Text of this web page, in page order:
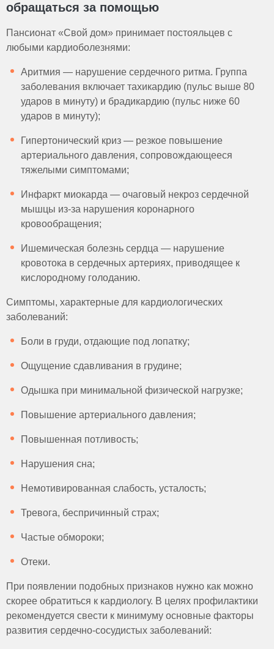
обращаться за помощью
Пансионат «Свой дом» принимает постояльцев с
любыми кардиоболезнями:
Аритмия — нарушение сердечного ритма. Группа
заболевания включает тахикардию (пульс выше 80
ударов в минуту) и брадикардию (пульс ниже 60
ударов в минуту);
Гипертонический криз — резкое повышение
артериального давления, сопровождающееся
тяжелыми симптомами;
Инфаркт миокарда — очаговый некроз сердечной
мышцы из-за нарушения коронарного
кровообращения;
Ишемическая болезнь сердца — нарушение
кровотока в сердечных артериях, приводящее к
кислородному голоданию.
Симптомы, характерные для кардиологических
заболеваний:
Боли в груди, отдающие под лопатку;
Ощущение сдавливания в грудине;
Одышка при минимальной физической нагрузке;
Повышение артериального давления;
Повышенная потливость;
Нарушения сна;
Немотивированная слабость, усталость;
Тревога, беспричинный страх;
Частые обмороки;
Отеки.
При появлении подобных признаков нужно как можно
скорее обратиться к кардиологу. В целях профилактики
рекомендуется свести к минимуму основные факторы
развития сердечно-сосудистых заболеваний: